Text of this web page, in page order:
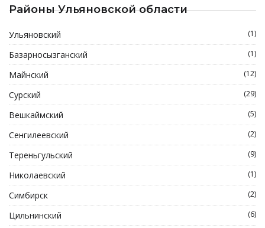
Районы Ульяновской области
Ульяновский (1)
Базарносызганский (1)
Майнский (12)
Сурский (29)
Вешкаймский (5)
Сенгилеевский (2)
Тереньгульский (9)
Николаевский (1)
Симбирск (2)
Цильнинский (6)